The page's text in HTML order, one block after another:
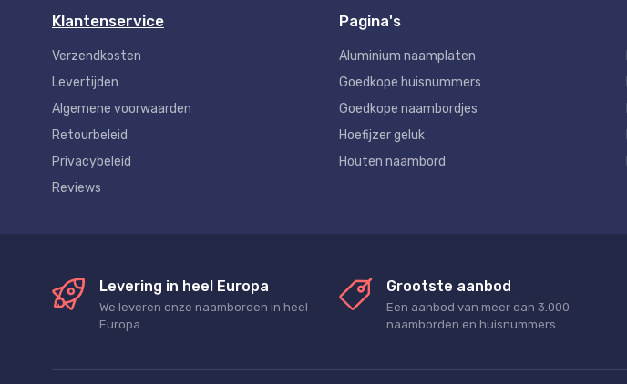
Klantenservice
Verzendkosten
Levertijden
Algemene voorwaarden
Retourbeleid
Privacybeleid
Reviews
Pagina's
Aluminium naamplaten
Goedkope huisnummers
Goedkope naambordjes
Hoefijzer geluk
Houten naambord
Levering in heel Europa
We leveren onze naamborden in heel
Europa
Grootste aanbod
Een aanbod van meer dan 3.000
naamborden en huisnummers